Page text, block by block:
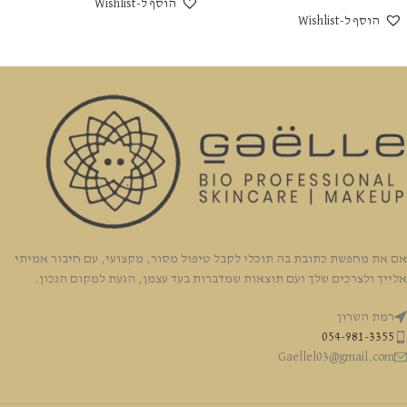
הוסף ל-Wishlist
הוסף ל-Wishlist
אם את מחפשת כתובת בה תוכלי לקבל טיפול מסור, מקצועי, עם חיבור אמיתי
אלייך ולצרכים שלך ועם תוצאות שמדברות בעד עצמן, הגעת למקום הנכון.
רמת השרון
054-981-3355
Gaellel03@gmail.com